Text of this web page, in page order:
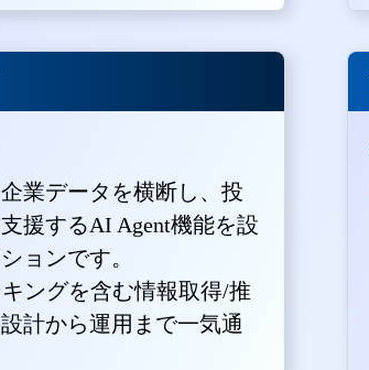
業データを横断し、投
援するAI Agent機能を設
ョンです。
ングを含む情報取得/推
計から運用まで一気通